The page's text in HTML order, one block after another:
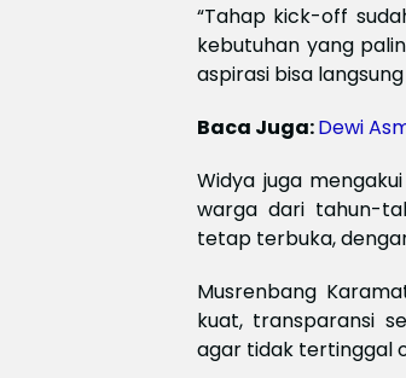
“Tahap kick-off
kebutuhan yang
aspirasi bisa
Baca Juga:Dewi
Widya juga
warga dari tahun-
tetap terbuka,
Musrenbang
kuat, transparansi
agar tidak tertinggal